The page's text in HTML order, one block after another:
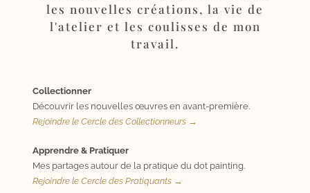
les nouvelles créations, la vie de
l'atelier et les coulisses de mon
travail.
Collectionner
Découvrir les nouvelles œuvres en avant-première.
Rejoindre le Cercle des Collectionneurs →
Apprendre & Pratiquer
Mes partages autour de la pratique du dot painting.
Rejoindre le Cercle des Pratiquants →